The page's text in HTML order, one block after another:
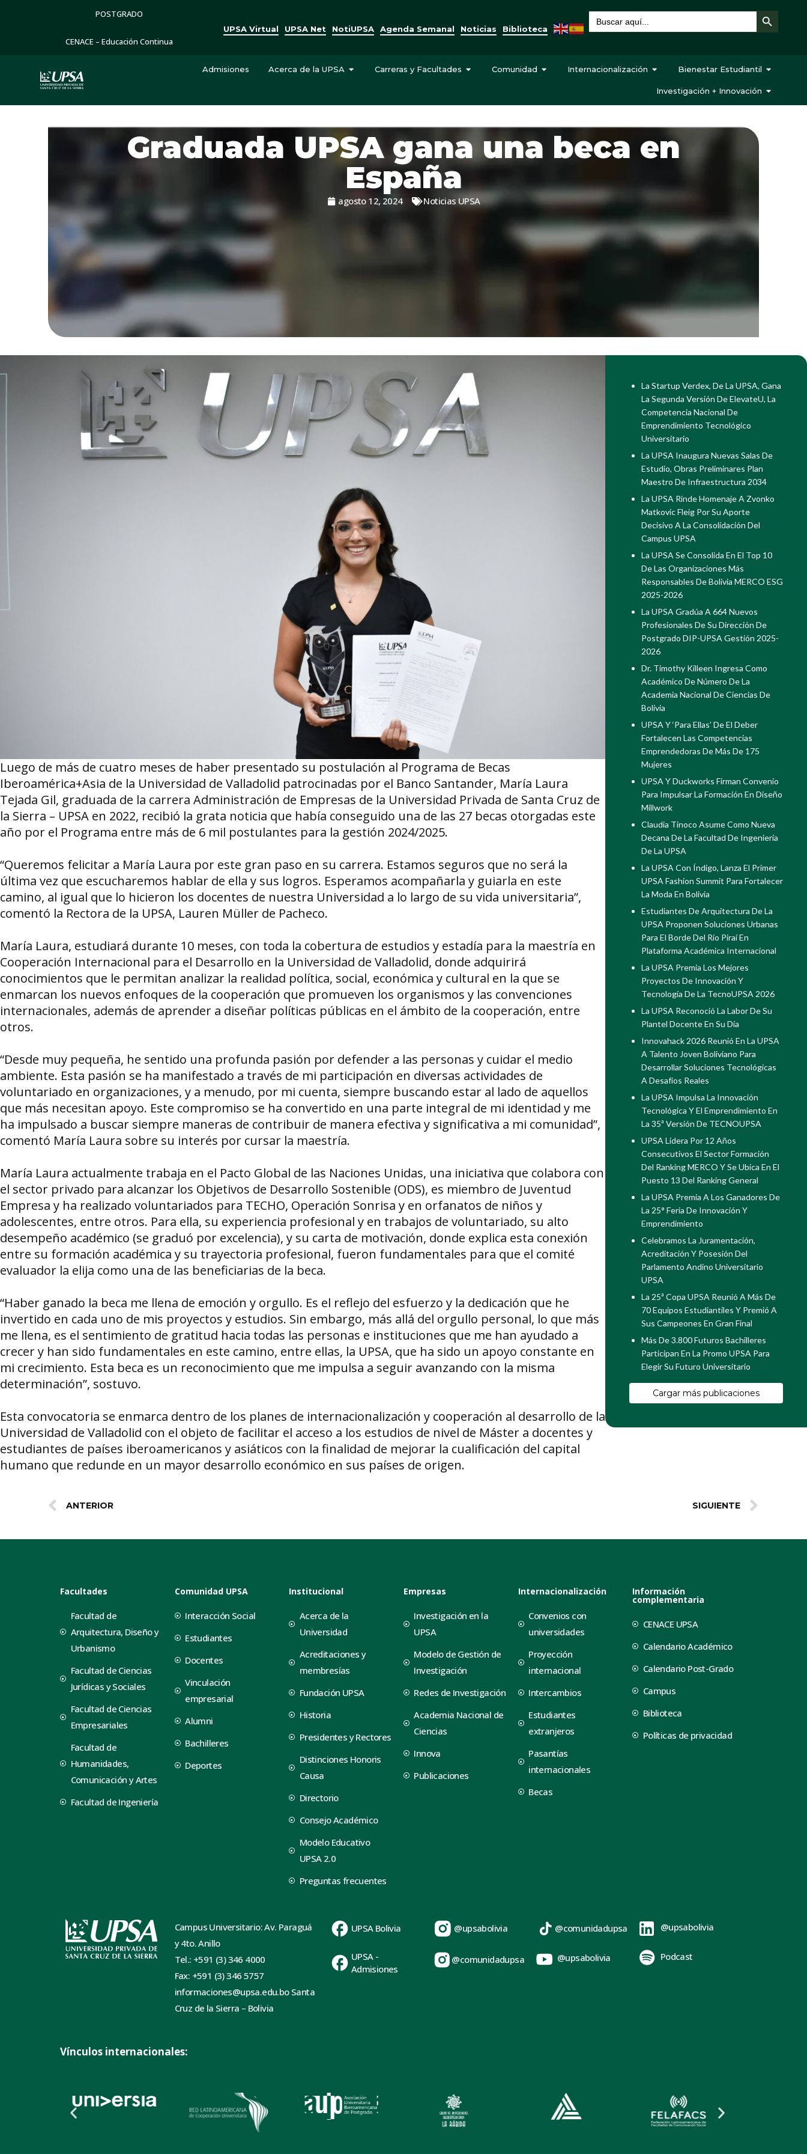
POSTGRADO
CENACE – Educación Continua
UPSA Virtual UPSA Net NotiUPSA Agenda Semanal Noticias Biblioteca
Buscar: Botón de búsqueda
Admisiones Acerca de la UPSA Carreras y Facultades Comunidad Internacionalización Bienestar Estudiantil
Investigación + Innovación
Graduada UPSA gana una beca en
España
agosto 12, 2024 Noticias UPSA
Luego de más de cuatro meses de haber presentado su postulación al Programa de Becas
Iberoamérica+Asia de la Universidad de Valladolid patrocinadas por el Banco Santander, María Laura
Tejada Gil, graduada de la carrera Administración de Empresas de la Universidad Privada de Santa Cruz de
la Sierra – UPSA en 2022, recibió la grata noticia que había conseguido una de las 27 becas otorgadas este
año por el Programa entre más de 6 mil postulantes para la gestión 2024/2025.
“Queremos felicitar a María Laura por este gran paso en su carrera. Estamos seguros que no será la
última vez que escucharemos hablar de ella y sus logros. Esperamos acompañarla y guiarla en este
camino, al igual que lo hicieron los docentes de nuestra Universidad a lo largo de su vida universitaria”,
comentó la Rectora de la UPSA, Lauren Müller de Pacheco.
María Laura, estudiará durante 10 meses, con toda la cobertura de estudios y estadía para la maestría en
Cooperación Internacional para el Desarrollo en la Universidad de Valladolid, donde adquirirá
conocimientos que le permitan analizar la realidad política, social, económica y cultural en la que se
enmarcan los nuevos enfoques de la cooperación que promueven los organismos y las convenciones
internacionales, además de aprender a diseñar políticas públicas en el ámbito de la cooperación, entre
otros.
“Desde muy pequeña, he sentido una profunda pasión por defender a las personas y cuidar el medio
ambiente. Esta pasión se ha manifestado a través de mi participación en diversas actividades de
voluntariado en organizaciones, y a menudo, por mi cuenta, siempre buscando estar al lado de aquellos
que más necesitan apoyo. Este compromiso se ha convertido en una parte integral de mi identidad y me
ha impulsado a buscar siempre maneras de contribuir de manera efectiva y significativa a mi comunidad”,
comentó María Laura sobre su interés por cursar la maestría.
María Laura actualmente trabaja en el Pacto Global de las Naciones Unidas, una iniciativa que colabora con
el sector privado para alcanzar los Objetivos de Desarrollo Sostenible (ODS), es miembro de Juventud
Empresa y ha realizado voluntariados para TECHO, Operación Sonrisa y en orfanatos de niños y
adolescentes, entre otros. Para ella, su experiencia profesional y en trabajos de voluntariado, su alto
desempeño académico (se graduó por excelencia), y su carta de motivación, donde explica esta conexión
entre su formación académica y su trayectoria profesional, fueron fundamentales para que el comité
evaluador la elija como una de las beneficiarias de la beca.
“Haber ganado la beca me llena de emoción y orgullo. Es el reflejo del esfuerzo y la dedicación que he
invertido en cada uno de mis proyectos y estudios. Sin embargo, más allá del orgullo personal, lo que más
me llena, es el sentimiento de gratitud hacia todas las personas e instituciones que me han ayudado a
crecer y han sido fundamentales en este camino, entre ellas, la UPSA, que ha sido un apoyo constante en
mi crecimiento. Esta beca es un reconocimiento que me impulsa a seguir avanzando con la misma
determinación”, sostuvo.
Esta convocatoria se enmarca dentro de los planes de internacionalización y cooperación al desarrollo de la
Universidad de Valladolid con el objeto de facilitar el acceso a los estudios de nivel de Máster a docentes y
estudiantes de países iberoamericanos y asiáticos con la finalidad de mejorar la cualificación del capital
humano que redunde en un mayor desarrollo económico en sus países de origen.
La Startup Verdex, De La UPSA, Gana
La Segunda Versión De ElevateU, La
Competencia Nacional De
Emprendimiento Tecnológico
Universitario
La UPSA Inaugura Nuevas Salas De
Estudio, Obras Preliminares Plan
Maestro De Infraestructura 2034
La UPSA Rinde Homenaje A Zvonko
Matkovic Fleig Por Su Aporte
Decisivo A La Consolidación Del
Campus UPSA
La UPSA Se Consolida En El Top 10
De Las Organizaciones Más
Responsables De Bolivia MERCO ESG
2025-2026
La UPSA Gradúa A 664 Nuevos
Profesionales De Su Dirección De
Postgrado DIP-UPSA Gestión 2025-
2026
Dr. Timothy Killeen Ingresa Como
Académico De Número De La
Academia Nacional De Ciencias De
Bolivia
UPSA Y ‘Para Ellas’ De El Deber
Fortalecen Las Competencias
Emprendedoras De Más De 175
Mujeres
UPSA Y Duckworks Firman Convenio
Para Impulsar La Formación En Diseño
Millwork
Claudia Tinoco Asume Como Nueva
Decana De La Facultad De Ingeniería
De La UPSA
La UPSA Con Índigo, Lanza El Primer
UPSA Fashion Summit Para Fortalecer
La Moda En Bolivia
Estudiantes De Arquitectura De La
UPSA Proponen Soluciones Urbanas
Para El Borde Del Río Piraí En
Plataforma Académica Internacional
La UPSA Premia Los Mejores
Proyectos De Innovación Y
Tecnología De La TecnoUPSA 2026
La UPSA Reconoció La Labor De Su
Plantel Docente En Su Día
Innovahack 2026 Reunió En La UPSA
A Talento Joven Boliviano Para
Desarrollar Soluciones Tecnológicas
A Desafíos Reales
La UPSA Impulsa La Innovación
Tecnológica Y El Emprendimiento En
La 35ª Versión De TECNOUPSA
UPSA Lidera Por 12 Años
Consecutivos El Sector Formación
Del Ranking MERCO Y Se Ubica En El
Puesto 13 Del Ranking General
La UPSA Premia A Los Ganadores De
La 25° Feria De Innovación Y
Emprendimiento
Celebramos La Juramentación,
Acreditación Y Posesión Del
Parlamento Andino Universitario
UPSA
La 25ª Copa UPSA Reunió A Más De
70 Equipos Estudiantiles Y Premió A
Sus Campeones En Gran Final
Más De 3.800 Futuros Bachilleres
Participan En La Promo UPSA Para
Elegir Su Futuro Universitario
Cargar más publicaciones
ANTERIOR SIGUIENTE
Facultades
Facultad de
Arquitectura, Diseño y
Urbanismo
Facultad de Ciencias
Jurídicas y Sociales
Facultad de Ciencias
Empresariales
Facultad de
Humanidades,
Comunicación y Artes
Facultad de Ingeniería
Comunidad UPSA
Interacción Social
Estudiantes
Docentes
Vinculación
empresarial
Alumni
Bachilleres
Deportes
Institucional
Acerca de la
Universidad
Acreditaciones y
membresías
Fundación UPSA
Historia
Presidentes y Rectores
Distinciones Honoris
Causa
Directorio
Consejo Académico
Modelo Educativo
UPSA 2.0
Preguntas frecuentes
Empresas
Investigación en la
UPSA
Modelo de Gestión de
Investigación
Redes de Investigación
Academia Nacional de
Ciencias
Innova
Publicaciones
Internacionalización
Convenios con
universidades
Proyección
internacional
Intercambios
Estudiantes
extranjeros
Pasantías
internacionales
Becas
Información
complementaria
CENACE UPSA
Calendario Académico
Calendario Post-Grado
Campus
Biblioteca
Políticas de privacidad
Campus Universitario: Av. Paraguá
y 4to. Anillo
Tel.: +591 (3) 346 4000
Fax: +591 (3) 346 5757
informaciones@upsa.edu.bo Santa
Cruz de la Sierra – Bolivia
UPSA Bolivia
UPSA -
Admisiones
@upsabolivia
@comunidadupsa
@comunidadupsa
@upsabolivia
@upsabolivia
Podcast
Vínculos internacionales: